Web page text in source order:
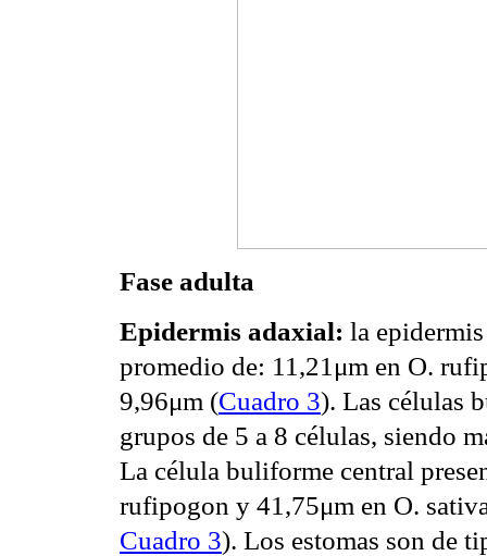
Fase adulta
Epidermis adaxial: la
promedio de: 11,21μm en O.
9,96μm (Cuadro 3). Las células
grupos de 5 a 8 células, siendo
La célula buliforme central
rufipogon y 41,75μm en O.
Cuadro 3). Los estomas son de